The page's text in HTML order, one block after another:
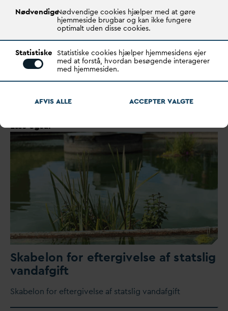
T: +45 87 93 35 75
M: +45 20 14 35 42
LOVGIVNING
Læs også:
Skabelon for eftergivelse af statslig
vandafgift
Skabelon for eftergivelse af statslig vandafgift
NødvendigeNødvendige cookies hjælper med at gøre
hjemmeside brugbar og kan ikke fungere
optimalt uden disse cookies.
Statistiske Statistiske cookies hjælper hjemmesidens ejer
med at forstå, hvordan besøgende interagerer
med hjemmesiden.
AFVIS ALLE ACCEPTERVALGTE